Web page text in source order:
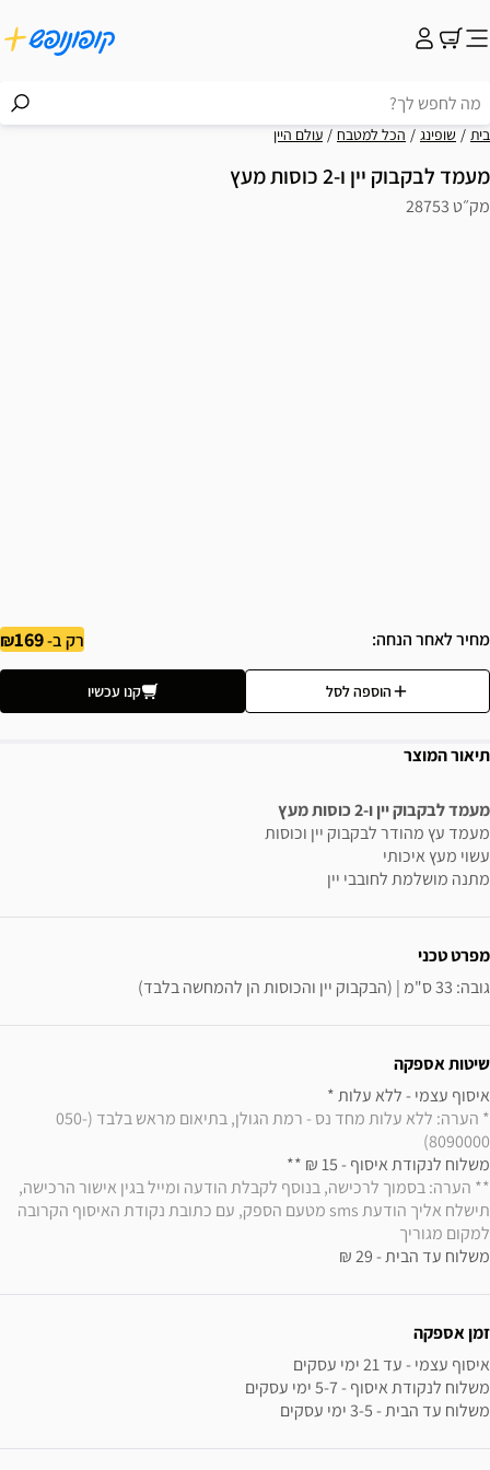
בית שופינג הכל למטבח עולם היין
מעמד לבקבוק יין ו-2 כוסות מעץ
מק״ט 28753
מחיר לאחר הנחה רק ב-169
הוספה לסל קנו עכשיו
תיאור המוצר
מעמד לבקבוק יין ו-2 כוסות מעץ
מעמד עץ מהודר לבקבוק יין וכוסות
עשוי מעץ איכותי
מתנה מושלמת לחובבי יין
מפרט טכני
גובה: 33 ס"מ | (הבקבוק יין והכוסות הן להמחשה בלבד)
שיטות אספקה
איסוף עצמי - ללא עלות *
* הערה: ללא עלות מחד נס - רמת הגולן, בתיאום מראש בלבד (050-
8090000)
משלוח לנקודת איסוף - 15 ₪ **
למקום מגוריך
משלוח עד הבית - 29 ₪
זמן אספקה
משלוח עד הבית - 3-5 ימי עסקים